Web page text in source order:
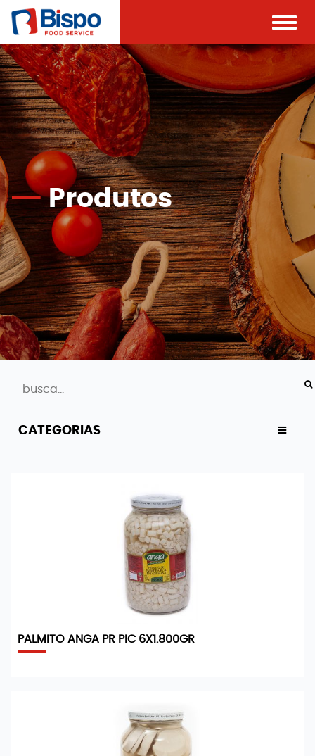
Toggle
Produtos
CATEGORIAS
PALMITO ANGA PR PIC 6X1.800GR